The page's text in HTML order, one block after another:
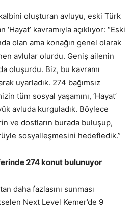
oluşturan avluyu, eski Türk
kavramıyla açıklıyor: “Eski
olan ama konağın genel olarak
avlular olurdu. Geniş ailenin
oluşurdu. Biz, bu kavramı
uyarladık. 274 bağımsız
tüm sosyal yaşamını, ‘Hayat’
avluda kurguladık. Böylece
ve dostların burada buluşup,
sosyalleşmesini hedefledik.”
274 konut bulunuyor
daha fazlasını sunması
Next Level Kemer’de 9